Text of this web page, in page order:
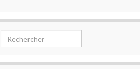
Search for: